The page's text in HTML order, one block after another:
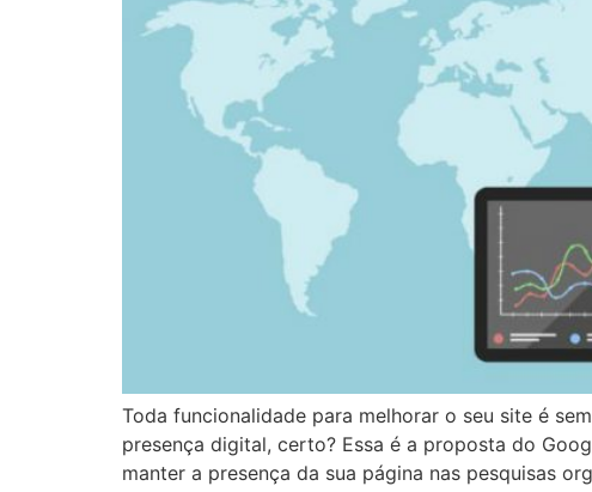
Toda funcionalidade para melhorar o seu site é
presença digital, certo? Essa é a proposta do
manter a presença da sua página nas pesquisas